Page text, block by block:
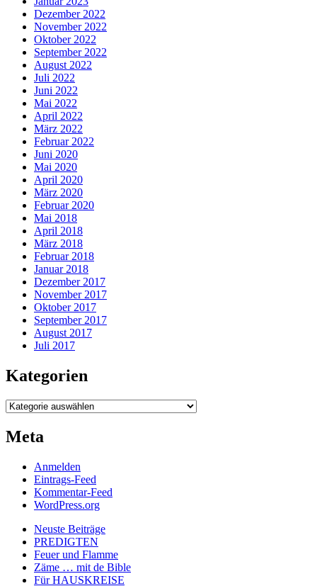
Dezember 2022
November 2022
Oktober 2022
September 2022
August 2022
Juli 2022
Juni 2022
Mai 2022
April 2022
März 2022
Februar 2022
Juni 2020
Mai 2020
April 2020
März 2020
Februar 2020
Mai 2018
April 2018
März 2018
Februar 2018
Januar 2018
Dezember 2017
November 2017
Oktober 2017
September 2017
August 2017
Juli 2017
Kategorien
Kategorien
Meta
Anmelden
Eintrags-Feed
Kommentar-Feed
WordPress.org
Neuste Beiträge
PREDIGTEN
Feuer und Flamme
Zäme … mit de Bible
Für HAUSKREISE